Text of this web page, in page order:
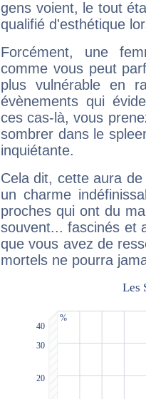
gens voient, le tout
qualifié d'esthétique
Forcément, une
comme vous peut
plus vulnérable en
évènements qui
ces cas-là, vous
sombrer dans le
inquiétante.
Cela dit, cette aura
un charme
proches qui ont du
souvent... fascinés et
que vous avez de
mortels ne pourra